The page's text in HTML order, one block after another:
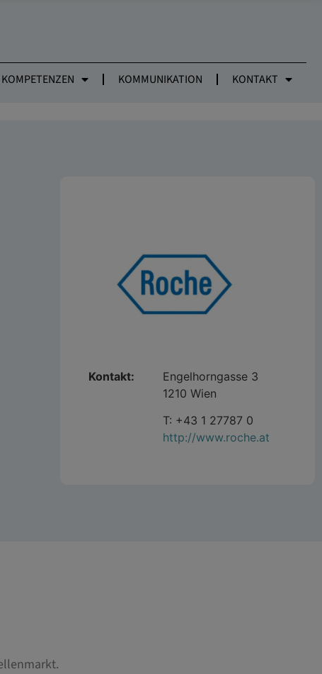
KOMPETENZEN KOMMUNIKATION KONTAKT
Kontakt:
Engelhorngasse 3
1210 Wien
T: +43 1 27787 0
http://www.roche.at